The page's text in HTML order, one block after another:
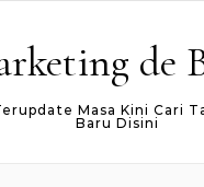
de
Masa Kini Cari
Baru Disini